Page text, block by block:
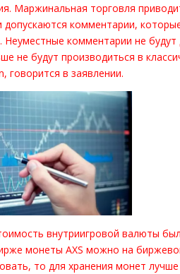
Маржинальная торговля
комментарии,
комментарии не
не будут производиться в
говорится в заявлении.
внутриигровой валюты
монеты AXS можно на
то для хранения монет